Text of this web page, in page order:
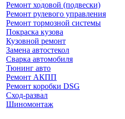
Ремонт ходовой (подвески)
Ремонт рулевого управления
Ремонт тормозной системы
Покраска кузова
Кузовной ремонт
Замена автостекол
Сварка автомобиля
Тюнинг авто
Ремонт АКПП
Ремонт коробки DSG
Сход-развал
Шиномонтаж